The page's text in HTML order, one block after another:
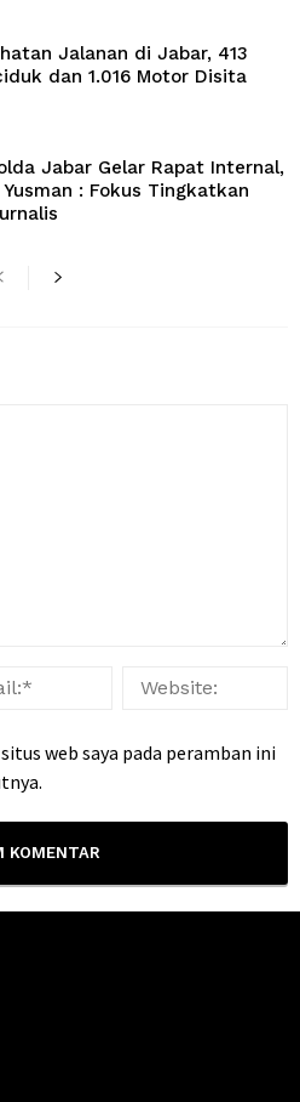
Jalanan di Jabar, 413
dan 1.016 Motor Disita
Jabar Gelar Rapat Internal,
: Fokus Tingkatkan
web saya pada peramban ini